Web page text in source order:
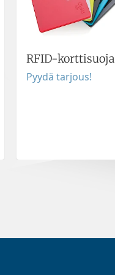
RFID-korttisuoja
Pyydä tarjous!